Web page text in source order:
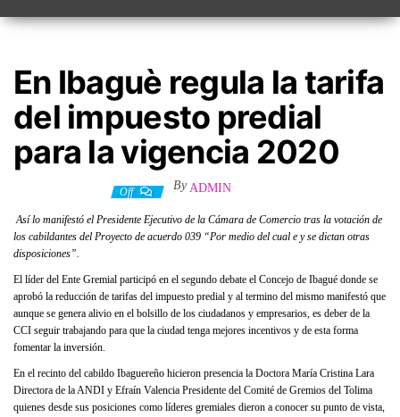
En Ibaguè regula la tarifa
del impuesto predial
para la vigencia 2020
Off By ADMIN
Así lo manifestó el Presidente Ejecutivo de la Cámara de Comercio tras la votación de
los cabildantes del Proyecto de acuerdo 039 “Por medio del cual e y se dictan otras
disposiciones”.
El líder del Ente Gremial participó en el segundo debate el Concejo de Ibagué donde se
aprobó la reducción de tarifas del impuesto predial y al termino del mismo manifestó que
aunque se genera alivio en el bolsillo de los ciudadanos y empresarios, es deber de la
CCI seguir trabajando para que la ciudad tenga mejores incentivos y de esta forma
fomentar la inversión.
En el recinto del cabildo Ibaguereño hicieron presencia la Doctora María Cristina Lara
Directora de la ANDI y Efraín Valencia Presidente del Comité de Gremios del Tolima
quienes desde sus posiciones como líderes gremiales dieron a conocer su punto de vista,